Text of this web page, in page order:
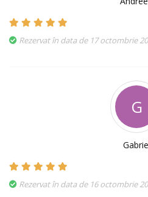
Rezervat în data de 17 octombrie
G
Rezervat în data de 16 octombrie